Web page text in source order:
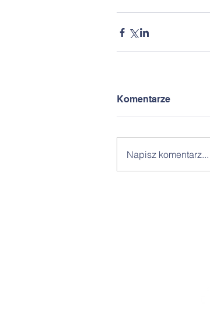
Komentarze
Napisz komentarz...